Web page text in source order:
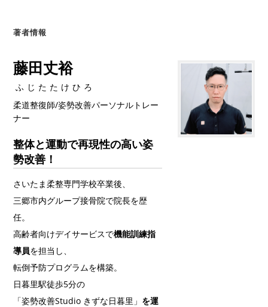
著者情報
藤田丈裕
ふじたたけひろ
柔道整復師/姿勢改善パーソナルトレー
ナー
整体と運動で再現性の高い姿
勢改善！
さいたま柔整専門学校卒業後、
三郷市内グループ接骨院で院長を歴
任。
高齢者向けデイサービスで機能訓練指
導員を担当し、
転倒予防プログラムを構築。
日暮里駅徒歩5分の
「姿勢改善Studio きずな日暮里」 を運